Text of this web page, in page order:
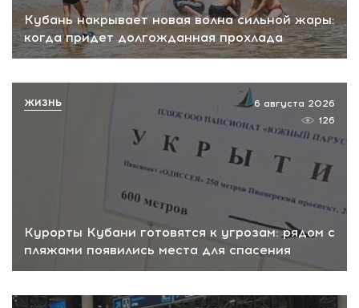
Кубань накрывает новая волна сильной жары:
когда придет долгожданная прохлада
Курорты Кубани готовятся к угрозам: рядом с
пляжами появились места для спасения
6 августа 2026
126
ЖИЗНЬ